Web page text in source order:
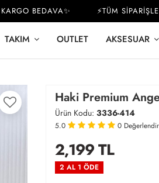
BEDAVA✨ ⚡TÜM
TAKIM OUTLET AKSESUAR
Haki Premium
Ürün Kodu: 3336-414
5.0 0
2,199TL
2 AL 1 ÖDE